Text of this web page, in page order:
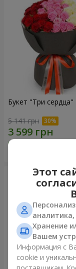
Букет "Три сердца"
5 141 грн
Этот
Хранение
Вашем
Информация с
cookie и